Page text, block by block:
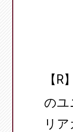
【R
のユ
リ